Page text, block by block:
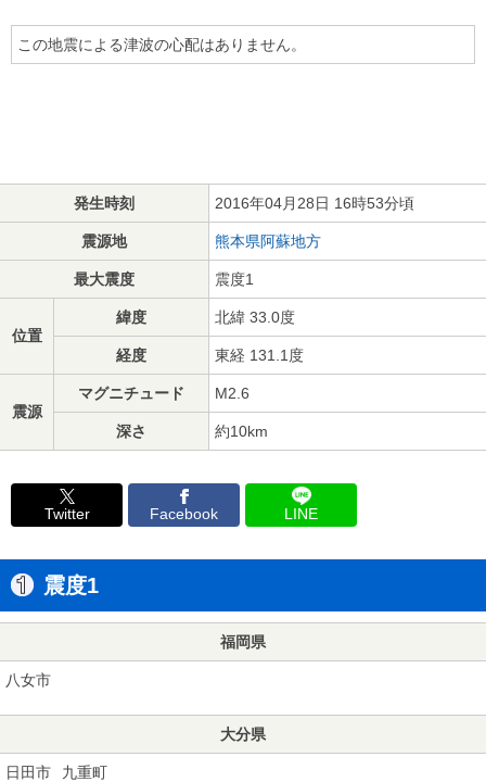
この地震による津波の心配はありません。
発生時刻 2016年04月28日 16時53分頃
震源地 熊本県阿蘇地方
最大震度 震度1
位置
緯度 北緯 33.0度
経度 東経 131.1度
震源
マグニチュード M2.6
深さ 約10km
Twitter Facebook LINE
震度1
福岡県
八女市
大分県
日田市 九重町